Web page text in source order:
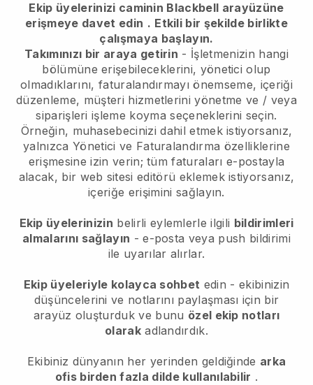
Ekip üyelerinizi caminin Blackbell arayüzüne
erişmeye davet edin . Etkili bir şekilde birlikte
çalışmaya başlayın.
Takımınızı bir araya getirin - İşletmenizin hangi
bölümüne erişebileceklerini, yönetici olup
olmadıklarını, faturalandırmayı önemseme, içeriği
düzenleme, müşteri hizmetlerini yönetme ve / veya
siparişleri işleme koyma seçeneklerini seçin.
Örneğin, muhasebecinizi dahil etmek istiyorsanız,
yalnızca Yönetici ve Faturalandırma özelliklerine
erişmesine izin verin; tüm faturaları e-postayla
alacak, bir web sitesi editörü eklemek istiyorsanız,
içeriğe erişimini sağlayın.
Ekip üyelerinizin belirli eylemlerle ilgili bildirimleri
almalarını sağlayın - e-posta veya push bildirimi
ile uyarılar alırlar.
Ekip üyeleriyle kolayca sohbet edin - ekibinizin
düşüncelerini ve notlarını paylaşması için bir
arayüz oluşturduk ve bunu özel ekip notları
olarakadlandırdık.
Ekibiniz dünyanın her yerinden geldiğinde arka
ofis birden fazla dilde kullanılabilir .